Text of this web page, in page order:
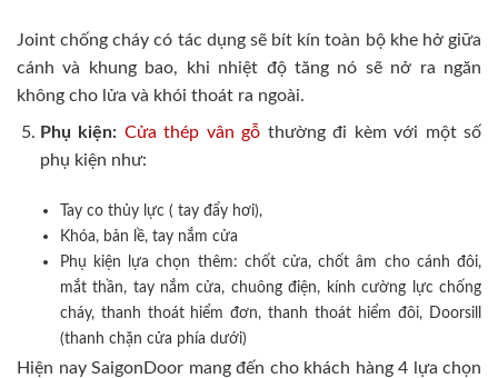
Joint chống cháy có tác dụng sẽ bít kín toàn bộ khe hở giữa
cánh và khung bao, khi nhiệt độ tăng nó sẽ nở ra ngăn
không cho lửa và khói thoát ra ngoài.
Phụ kiện: Cửa thép vân gỗ thường đi kèm với một số
phụ kiện như:
Tay co thủy lực ( tay đẩy hơi),
Khóa, bản lề, tay nắm cửa
Phụ kiện lựa chọn thêm: chốt cửa, chốt âm cho cánh đôi,
mắt thần, tay nắm cửa, chuông điện, kính cường lực chống
cháy, thanh thoát hiểm đơn, thanh thoát hiểm đôi, Doorsill
(thanh chặn cửa phía dưới)
Hiện nay SaigonDoor mang đến cho khách hàng 4 lựa chọn